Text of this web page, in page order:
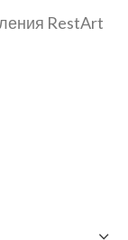
RestArt